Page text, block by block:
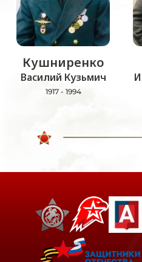
Кушниренко
Василий Кузьмич
1917 - 1994